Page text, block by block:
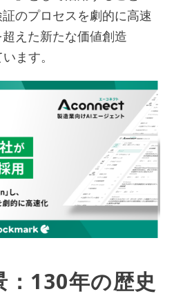
のプロセスを劇的に高速
えた新たな価値創造
ます。
130年の歴史